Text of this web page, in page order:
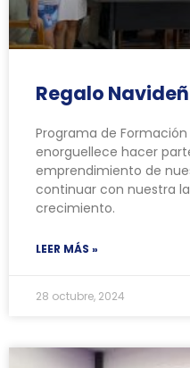
Regalo
Programa de
enorguellece hacer
emprendimiento de
continuar con nuestra
crecimiento.
LEER MÁS »
28 octubre, 2024